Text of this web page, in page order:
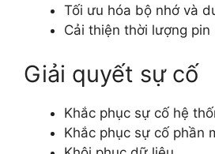
Tối ưu hóa bộ nhớ và
Cải thiện thời lượng pin
Giải quyết sự cố
Khắc phục sự cố hệ
Khắc phục sự cố phần